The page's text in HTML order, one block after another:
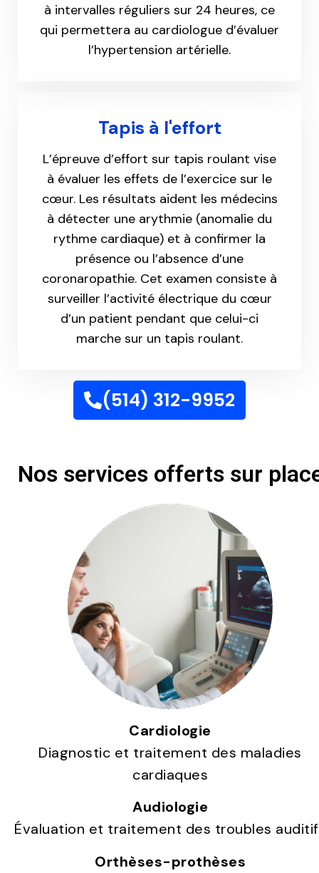
à intervalles réguliers sur 24 heures, ce
qui permettera au cardiologue d’évaluer
l’hypertension artérielle.
Tapis à l'effort
L’épreuve d’effort sur tapis roulant vise
à évaluer les effets de l’exercice sur le
cœur. Les résultats aident les médecins
à détecter une arythmie (anomalie du
rythme cardiaque) et à confirmer la
présence ou l’absence d’une
coronaropathie. Cet examen consiste à
surveiller l’activité électrique du cœur
d’un patient pendant que celui-ci
marche sur un tapis roulant.
(514) 312-9952
Nos services offerts sur
Cardiologie
Diagnostic et traitement des maladies
cardiaques
Audiologie
Évaluation et traitement des troubles
Orthèses-prothèses